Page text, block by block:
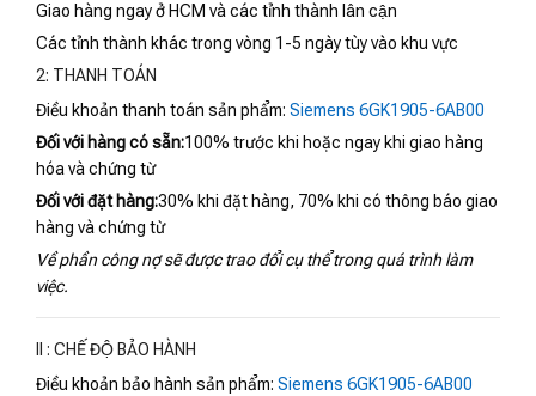
Giao hàng ngay ở HCM và các tỉnh thành lân cận
Các tỉnh thành khác trong vòng 1-5 ngày tùy vào khu vực
2: THANH TOÁN
Điều khoản thanh toán sản phẩm: Siemens 6GK1905-6AB00
Đối với hàng có sẵn:100% trước khi hoặc ngay khi giao hàng
hóa và chứng từ
Đối với đặt hàng:30% khi đặt hàng, 70% khi có thông báo giao
hàng và chứng từ
Về phần công nợ sẽ được trao đổi cụ thể trong quá trình làm
việc.
II : CHẾ ĐỘ BẢO HÀNH
Điều khoản bảo hành sản phẩm: Siemens 6GK1905-6AB00